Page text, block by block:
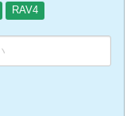
RAV4